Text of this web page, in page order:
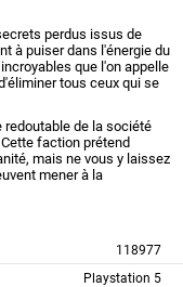
perdus issus de
à puiser dans l'énergie du
que l'on appelle
tous ceux qui se
redoutable de la société
faction prétend
mais ne vous y laissez
mener à la
118977
Playstation 5